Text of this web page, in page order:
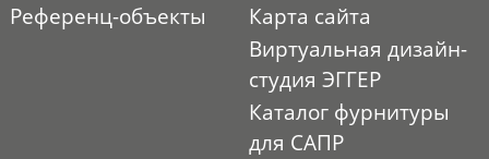
Референц-объекты
Карта сайта
Виртуальная дизайн-
студия ЭГГЕР
Каталог фурнитуры
для САПР